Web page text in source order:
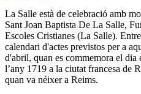
La Salle està de celebració amb
Sant Joan Baptista De La Salle,
Escoles Cristianes (La Salle).
calendari d'actes previstos per a
d'abril, quan es commemora el
l’any 1719 a la ciutat francesa de
quan va néixer a Reims.